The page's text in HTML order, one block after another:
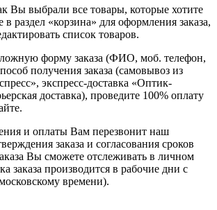
Вы выбрали все товары, которые хотите
в раздел «корзина» для оформления заказа,
список товаров.
форму заказа (ФИО, моб. телефон,
получения заказа (самовывоз из
экспресс-доставка «Оптик-
доставка), проведите 100% оплату
и оплаты Вам перезвонит наш
заказа и согласования сроков
Вы сможете отслеживать в личном
заказа производится в рабочие дни с
времени).